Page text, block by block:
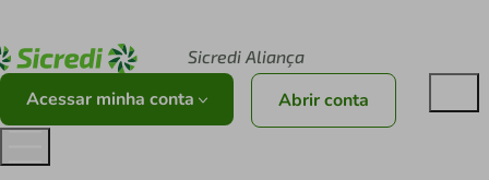
Sicredi Aliança
Acessar minha conta Abrir conta